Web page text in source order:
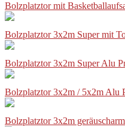
Bolzplatztor mit
Bolzplatztor 3x2m Super mit
Bolzplatztor 3x2m Super Alu
Bolzplatztor 3x2m / 5x2m Alu
Bolzplatztor 3x2m